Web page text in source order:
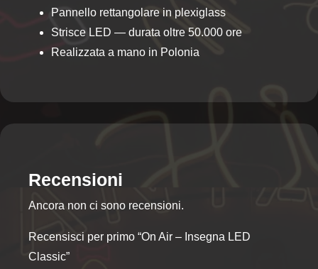
Pannello rettangolare in plexiglass
Strisce LED — durata oltre 50.000 ore
Realizzata a mano in Polonia
Recensioni
Ancora non ci sono recensioni.
Recensisci per primo “On Air – Insegna LED
Classic”